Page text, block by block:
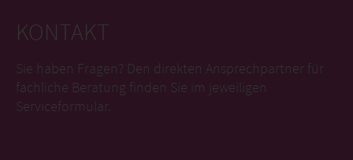
KONTAKT
Sie haben Fragen? Den direkten Ansprechpartner für
fachliche Beratung finden Sie im jeweiligen
Serviceformular.